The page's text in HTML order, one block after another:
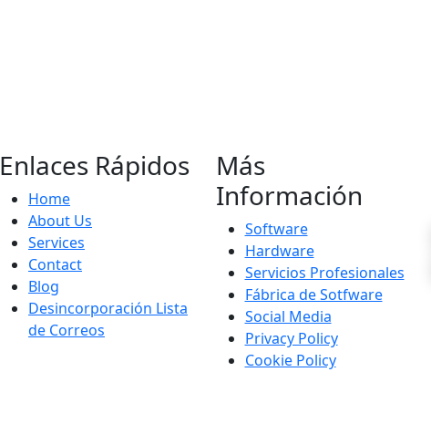
Enlaces Rápidos
Home
About Us
Services
Contact
Blog
Desincorporación Lista
de Correos
Más
Información
Software
Hardware
Servicios Profesionales
Fábrica de Sotfware
Social Media
Privacy Policy
Cookie Policy